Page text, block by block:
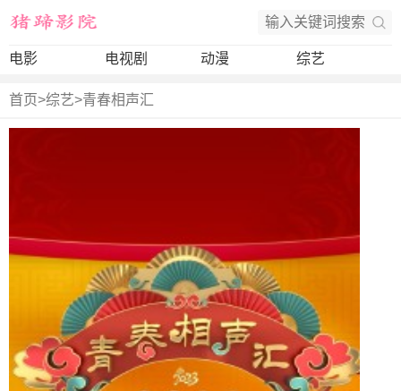
电影 电视剧 动漫 综艺
首页>综艺>青春相声汇